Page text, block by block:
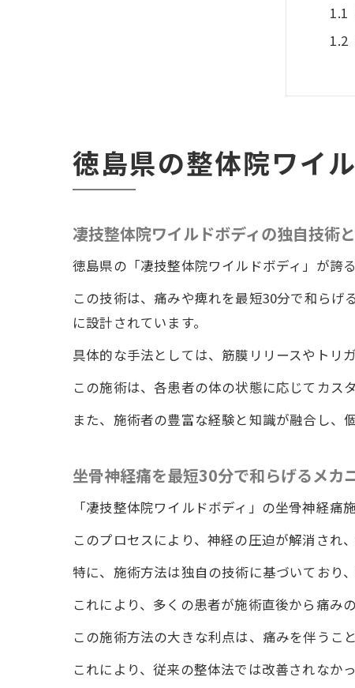
整
整
徳島県の整体院ワイ
凄技整体院ワイルドボディの独自技術
徳島県の「凄技整体院ワイルドボディ」が誇
この技術は、痛みや痺れを最短30分で和ら
に設計されています。
具体的な手法としては、筋膜リリースやトリ
この施術は、各患者の体の状態に応じてカス
また、施術者の豊富な経験と知識が融合し、
坐骨神経痛を最短30分で和らげるメカ
「凄技整体院ワイルドボディ」の坐骨神経痛
このプロセスにより、神経の圧迫が解消され
特に、施術方法は独自の技術に基づいており
これにより、多くの患者が施術直後から痛み
この施術方法の大きな利点は、痛みを伴うこ
これにより、従来の整体法では改善されなか